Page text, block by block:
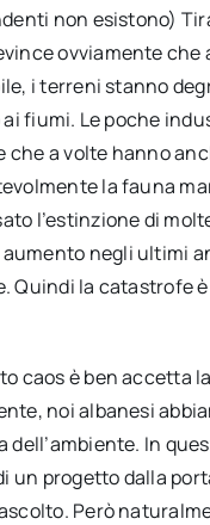
non esistono)
ovviamente
i terreni stanno
fiumi. Le poche
a volte hanno
la fauna
l’estinzione di
negli ultimi
Quindi la catastrofe
caos è ben accetta
noi albanesi
In
un progetto dalla
Però